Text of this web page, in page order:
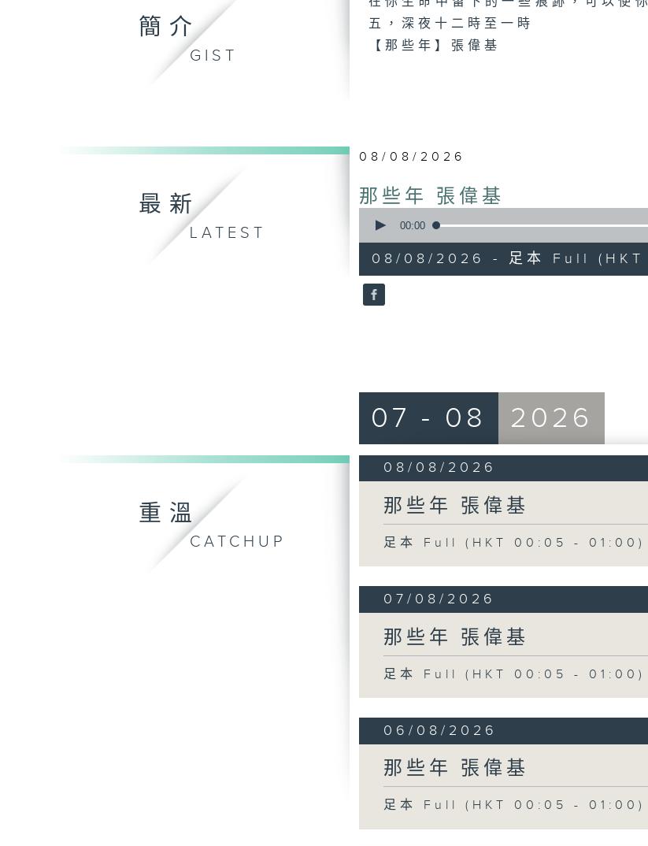
簡介
GIST
五，深夜十二時至一時
【那些年】張偉基
最新
LATEST
08/08/2026
那些年 張偉基
seconds
55
minutes,
0
seconds
90%
00:00
08/08/2026 - 足本 Full
重溫
CATCHUP
07 - 08 2026
08/08/2026
那些年 張偉基
足本 Full (HKT 00:05 - 01:00)
07/08/2026
那些年 張偉基
足本 Full (HKT 00:05 - 01:00)
06/08/2026
那些年 張偉基
足本 Full (HKT 00:05 - 01:00)